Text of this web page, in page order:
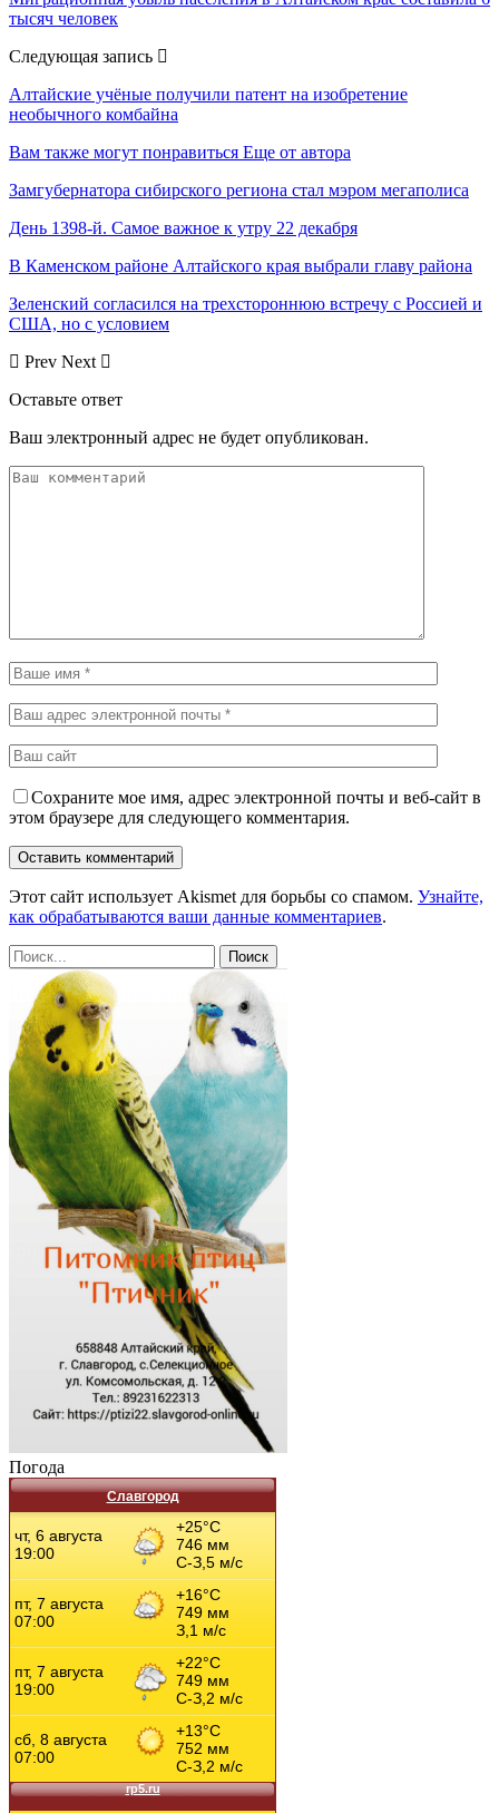
тысяч человек
Следующая запись
Алтайские учёные получили патент на изобретение
необычного комбайна
Вам также могут понравиться Еще от автора
Замгубернатора сибирского региона стал мэром мегаполиса
День 1398-й. Самое важное к утру 22 декабря
В Каменском районе Алтайского края выбрали главу района
Зеленский согласился на трехстороннюю встречу с Россией и
США, но с условием
Prev Next
Оставьте ответ
Ваш электронный адрес не будет опубликован.
Сохраните мое имя, адрес электронной почты и веб-сайт в
этом браузере для следующего комментария.
Этот сайт использует Akismet для борьбы со спамом. Узнайте,
как обрабатываются ваши данные комментариев.
Погода
Славгород